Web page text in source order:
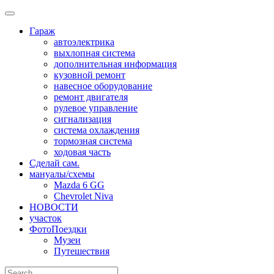
Skip
contentГараж
автоэлектрика
выхлопная система
дополнительная информация
кузовной ремонт
навесное оборудование
ремонт двигателя
рулевое управление
сигнализация
система охлаждения
тормозная система
ходовая часть
Сделай сам.
мануалы/схемы
Mazda 6 GG
Chevrolet Niva
НОВОСТИ
участок
ФотоПоездки
Музеи
Путешествия
Search